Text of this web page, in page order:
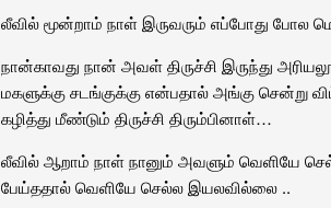
லீவில் மூன்றாம் நாள் இருவரும் எப்போது போல
நான்காவது நான் அவள் திருச்சி இருந்து
மகளுக்கு சடங்குக்கு என்பதால் அங்கு
கழித்து மீண்டும் திருச்சி திரும்பினாள்…
லீவில் ஆறாம் நாள் நானும் அவளும் வெளியே
பேய்ததால் வெளியே செல்ல இயலவில்லை ‌..